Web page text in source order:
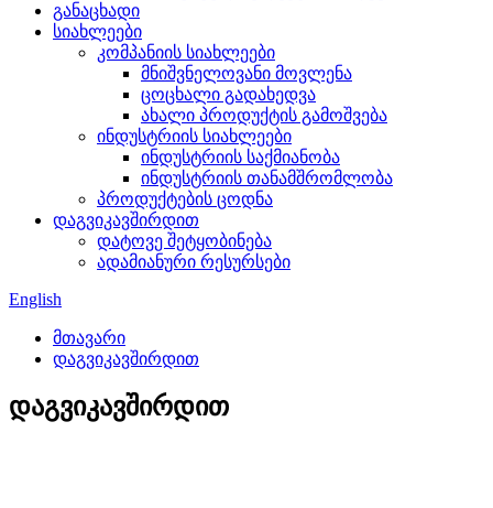
განაცხადი
სიახლეები
კომპანიის სიახლეები
მნიშვნელოვანი მოვლენა
ცოცხალი გადახედვა
ახალი პროდუქტის გამოშვება
ინდუსტრიის სიახლეები
ინდუსტრიის საქმიანობა
ინდუსტრიის თანამშრომლობა
პროდუქტების ცოდნა
დაგვიკავშირდით
დატოვე შეტყობინება
ადამიანური რესურსები
English
მთავარი
დაგვიკავშირდით
დაგვიკავშირდით